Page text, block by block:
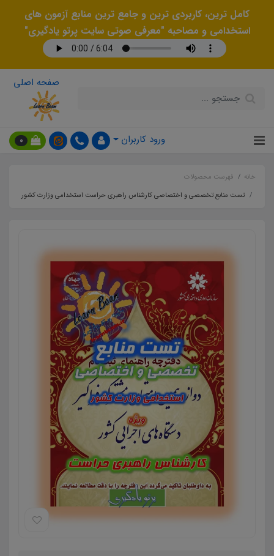
کامل ترین، کاربردی ترین و جامع ترین منابع آزمون های
استخدامی و مصاحبه "معرفی صوتی سایت پرتو یادگیری"
صفحه اصلی
ورود کاربران 0
خانه
فهرست محصولات
تست منابع تخصصی و اختصاصی کارشناس راهبری حراست استخدامی وزارت کشور